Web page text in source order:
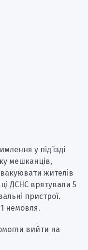
у під’їзді
мешканців,
жителів
ДСНС врятували 5
пристрої.
немовля.
вийти на